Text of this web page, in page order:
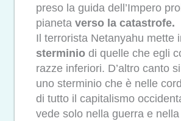
preso la guida dell’Impero
pianeta verso la catastrofe.
Il terrorista Netanyahu mette
sterminio di quelle che egli
razze inferiori. D’altro canto
uno sterminio che è nelle
di tutto il capitalismo
vede solo nella guerra e